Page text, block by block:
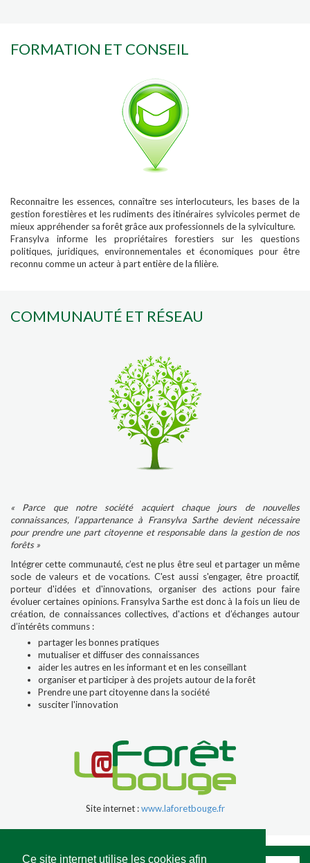
Ce site internet utilise les cookies afin
FORMATION ET CONSEIL
Reconnaitre les essences, connaître ses interlocuteurs, les bases de la
gestion forestières et les rudiments des itinéraires sylvicoles permet de
mieux appréhender sa forêt grâce aux professionnels de la sylviculture.
Fransylva informe les propriétaires forestiers sur les questions
politiques, juridiques, environnementales et économiques pour être
reconnu comme un acteur à part entière de la filière.
COMMUNAUTÉ ET RÉSEAU
« Parce que notre société acquiert chaque jours de nouvelles
connaissances, l’appartenance à Fransylva Sarthe devient nécessaire
pour prendre une part citoyenne et responsable dans la gestion de nos
forêts »
Intégrer cette communauté, c’est ne plus être seul et partager un même
socle de valeurs et de vocations. C'est aussi s'engager, être proactif,
porteur d'idées et d'innovations, organiser des actions pour faire
évoluer certaines opinions. Fransylva Sarthe est donc à la fois un lieu de
création, de connaissances collectives, d'actions et d’échanges autour
d’intérêts communs :
partager les bonnes pratiques
mutualiser et diffuser des connaissances
aider les autres en les informant et en les conseillant
organiser et participer à des projets autour de la forêt
Prendre une part citoyenne dans la société
susciter l'innovation
Site internet :www.laforetbouge.fr